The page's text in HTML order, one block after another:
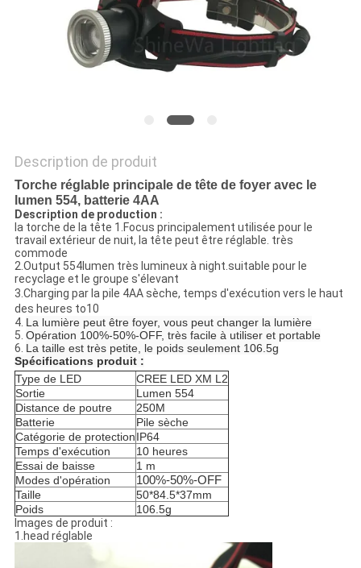
AFFAIRES
POLITIQUE
DE
CONFIDENTIALITÉ
Description de produit
Torche réglable principale de tête de foyer avec le
lumen 554, batterie 4AA
Description de production :
la torche de la tête 1.Focus principalement utilisée pour le
travail extérieur de nuit, la tête peut être réglable. très
commode
2.Output 554lumen très lumineux à night.suitable pour le
recyclage et le groupe s'élevant
3.Charging par la pile 4AA sèche, temps d'exécution vers le haut
des heures to10
4. La lumière peut être foyer, vous peut changer la lumière
5. Opération 100%-50%-OFF, très facile à utiliser et portable
6. La taille est très petite, le poids seulement 106.5g
Spécifications produit :
Type de LED
CREE LED XM L2
Sortie
Lumen 554
Distance de poutre
250M
Batterie
Pile sèche
Catégorie de protectionIP64
Temps d'exécution
10 heures
Essai de baisse
1 m
Modes d'opération
100%-50%-OFF
Taille
50*84.5*37mm
Poids
106.5g
Images de produit :
1.head réglable